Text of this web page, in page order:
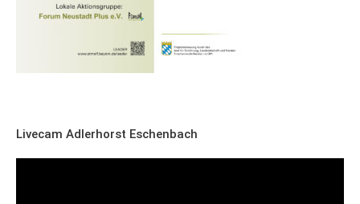
Livecam Adlerhorst Eschenbach